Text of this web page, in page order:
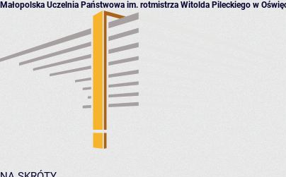
Małopolska Uczelnia Państwowa im. rotmistrza Witolda Pileckiego w